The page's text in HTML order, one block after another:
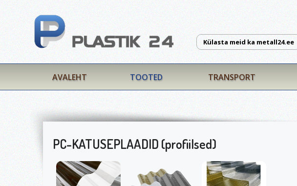
Külasta meid ka metall24.ee
AVALEHT TOOTED TRANSPORT
PC-KATUSEPLAADID (profiilsed)